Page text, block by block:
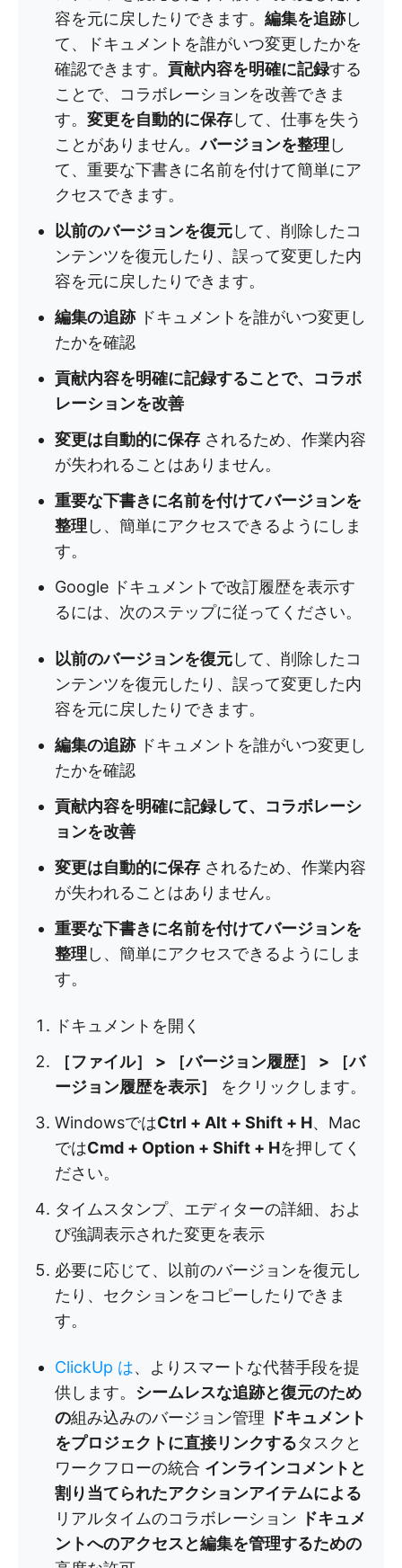
容を元に戻したりできます。 編集を追跡し
て、ドキュメントを誰がいつ変更したかを
確認できます。 貢献内容を明確に記録する
ことで、コラボレーションを改善できま
す。 変更を自動的に保存して、仕事を失う
ことがありません。バージョンを整理 し
て、重要な下書きに名前を付けて簡単にア
クセスできます。
以前のバージョンを復元して、削除したコ
ンテンツを復元したり、誤って変更した内
容を元に戻したりできます。
編集の追跡ドキュメントを誰がいつ変更し
たかを確認
貢献内容を明確に記録することで、コラボ
レーションを改善
変更は自動的に保存 されるため、作業内容
が失われることはありません。
重要な下書きに名前を付けてバージョンを
整理 し、簡単にアクセスできるようにしま
す。
Google ドキュメントで改訂履歴を表示す
るには、次のステップに従ってください。
以前のバージョンを復元して、削除したコ
ンテンツを復元したり、誤って変更した内
容を元に戻したりできます。
編集の追跡ドキュメントを誰がいつ変更し
たかを確認
貢献内容を明確に記録して、コラボレーシ
ョンを改善
変更は自動的に保存 されるため、作業内容
が失われることはありません。
重要な下書きに名前を付けてバージョンを
整理 し、簡単にアクセスできるようにしま
す。
ドキュメントを開く
［ファイル］ > ［バージョン履歴］ > ［バ
ージョン履歴を表示］
をクリックします。
WindowsではCtrl + Alt + Shift + H、Mac
ではCmd + Option + Shift + Hを押してく
ださい。
タイムスタンプ、エディターの詳細、およ
び強調表示された変更を表示
必要に応じて、以前のバージョンを復元し
たり、セクションをコピーしたりできま
す。
ClickUp は、よりスマートな代替手段を提
供します。 シームレスな追跡と復元のため
の組み込みのバージョン管理 ドキュメント
をプロジェクトに直接リンクするタスクと
ワークフローの統合 インラインコメントと
割り当てられたアクションアイテムによる
リアルタイムのコラボレーション ドキュメ
ントへのアクセスと編集を管理するための